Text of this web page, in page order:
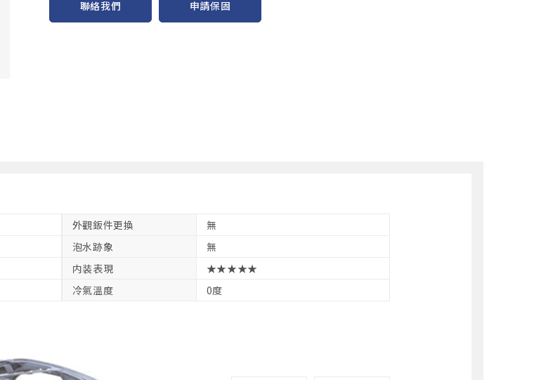
聯絡我們 申請保固
外觀鈑件更換
無
泡水跡象
無
内装表現
★★★★★
冷氣溫度 0度